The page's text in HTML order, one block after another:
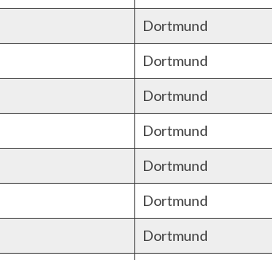
Dortmund
Dortmund
Dortmund
Dortmund
Dortmund
Dortmund
Dortmund